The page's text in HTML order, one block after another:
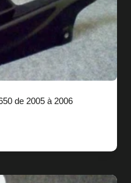
de 2005 à 2006